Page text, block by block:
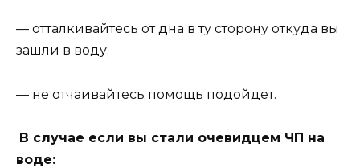
— отталкивайтесь от дна в ту сторону откуда вы
зашли в воду;
— не отчаивайтесь помощь подойдет.
В случае если вы стали очевидцем ЧП на
воде: